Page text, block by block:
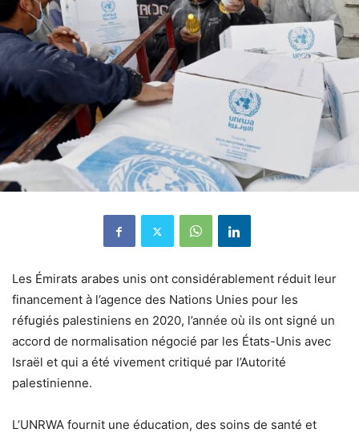
Les Émirats arabes unis ont considérablement réduit leur
financement à l’agence des Nations Unies pour les
réfugiés palestiniens en 2020, l’année où ils ont signé un
accord de normalisation négocié par les États-Unis avec
Israël et qui a été vivement critiqué par l’Autorité
palestinienne.
L’UNRWA fournit une éducation, des soins de santé et